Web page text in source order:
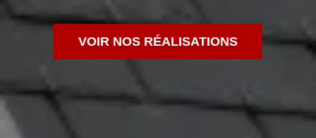
VOIR NOS RÉALISATIONS